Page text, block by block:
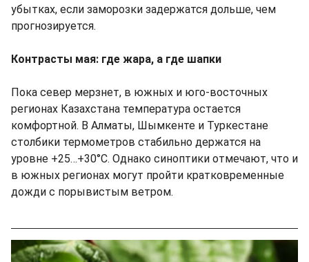
убытках, если заморозки задержатся дольше, чем
прогнозируется.
Контрасты мая: где жара, а где шапки
Пока север мерзнет, в южных и юго-восточных
регионах Казахстана температура остается
комфортной. В Алматы, Шымкенте и Туркестане
столбики термометров стабильно держатся на
уровне +25…+30°C. Однако синоптики отмечают, что и
в южных регионах могут пройти кратковременные
дожди с порывистым ветром.